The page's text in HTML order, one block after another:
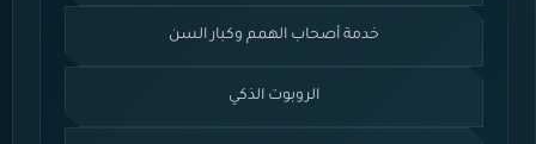
خدمة أصحاب الهمم وكبار السن
الروبوت الذكي